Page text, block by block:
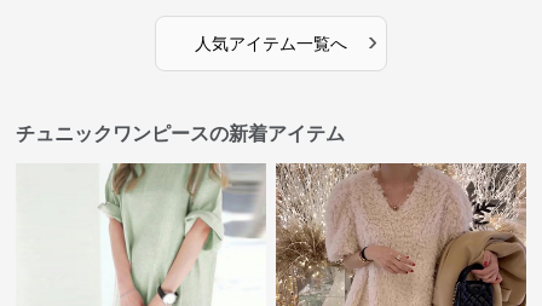
人気アイテム一覧へ ›
チュニックワンピースの新着アイテム